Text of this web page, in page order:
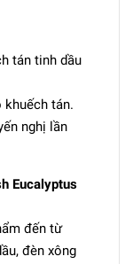
tán tinh dầu
tán.
nghị lần
Eucalyptus
đến từ
đèn xông